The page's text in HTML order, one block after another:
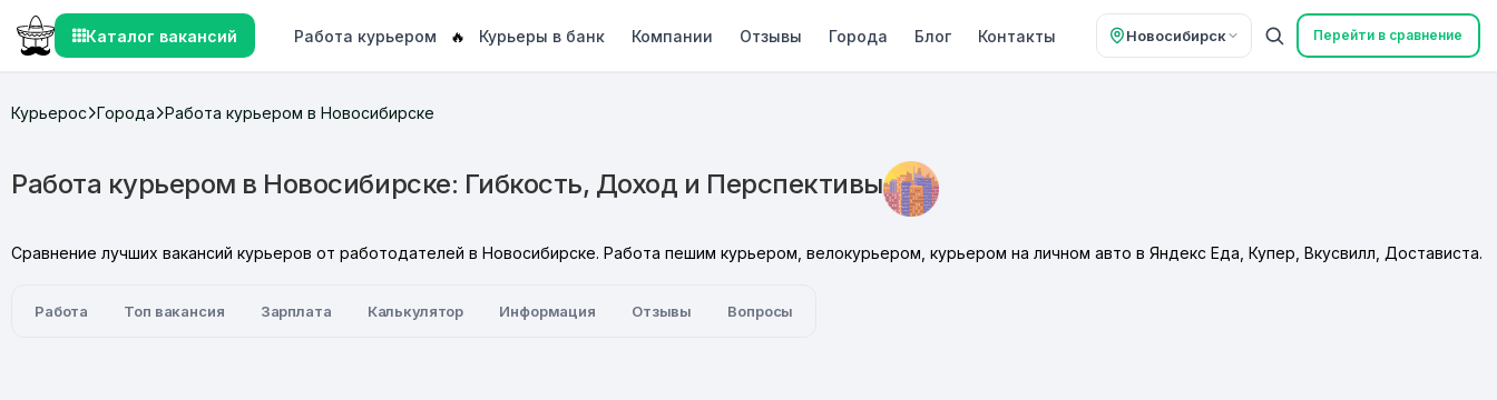
Каталог вакансий Работа курьером 🔥 Курьеры в банк Компании Отзывы Города Блог Контакты Новосибирск Перейти в сравнение
Курьерос Города Работа курьером в Новосибирске
Работа курьером в Новосибирске: Гибкость, Доход и Перспективы
Сравнение лучших вакансий курьеров от работодателей в Новосибирске. Работа пешим курьером, велокурьером, курьером на личном авто в Яндекс Еда, Купер, Вкусвилл, Достависта.
Работа Топ вакансия Зарплата Калькулятор Информация Отзывы Вопросы